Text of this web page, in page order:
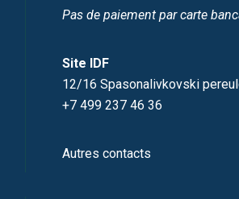
Pas de paiement par carte
Site IDF
12/16 Spasonalivkovski
+7 499 237 46 36
Autres contacts